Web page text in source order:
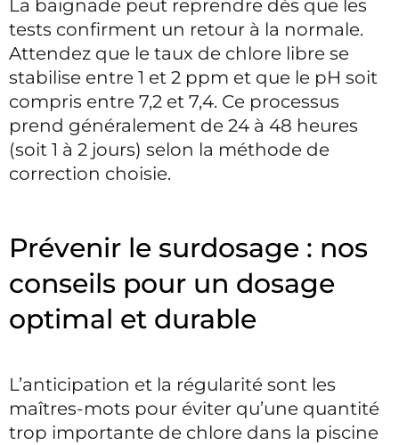
La baignade peut reprendre dès que les
tests confirment un retour à la normale.
Attendez que le taux de chlore libre se
stabilise entre 1 et 2 ppm et que le pH soit
compris entre 7,2 et 7,4. Ce processus
prend généralement de 24 à 48 heures
(soit 1 à 2 jours) selon la méthode de
correction choisie.
Prévenir le surdosage : nos
conseils pour un dosage
optimal et durable
L’anticipation et la régularité sont les
maîtres-mots pour éviter qu’une quantité
trop importante de chlore dans la piscine